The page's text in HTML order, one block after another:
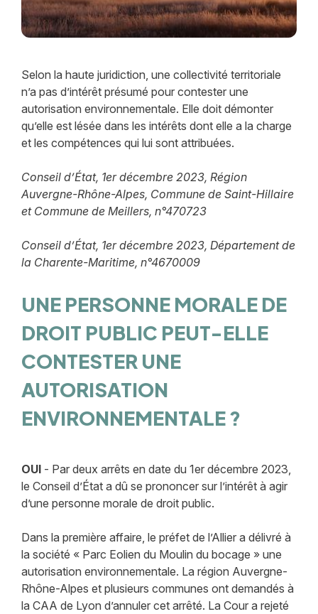
Selon la haute juridiction, une collectivité territoriale
n’a pas d’intérêt présumé pour contester une
autorisation environnementale. Elle doit démonter
qu’elle est lésée dans les intérêts dont elle a la charge
et les compétences qui lui sont attribuées.
Conseil d’État, 1er décembre 2023, Région
Auvergne-Rhône-Alpes, Commune de Saint-Hillaire
et Commune de Meillers, n°470723
Conseil d’État, 1er décembre 2023, Département de
la Charente-Maritime, n°4670009
UNE PERSONNE MORALE DE
DROIT PUBLIC PEUT-ELLE
CONTESTER UNE
AUTORISATION
ENVIRONNEMENTALE ?
OUI- Par deux arrêts en date du 1er décembre 2023,
le Conseil d’État a dû se prononcer sur l’intérêt à agir
d’une personne morale de droit public.
Dans la première affaire, le préfet de l’Allier a délivré à
la société « Parc Eolien du Moulin du bocage » une
autorisation environnementale. La région Auvergne-
Rhône-Alpes et plusieurs communes ont demandés à
la CAA de Lyon d’annuler cet arrêté. La Cour a rejeté